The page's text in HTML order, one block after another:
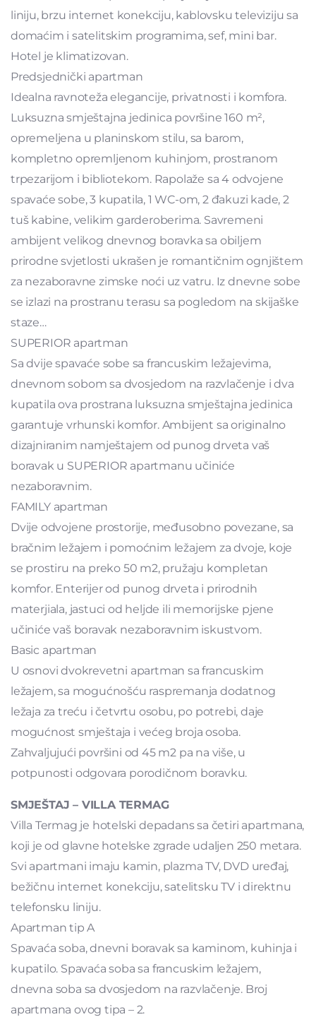
liniju, brzu internet konekciju, kablovsku televiziju sa
domaćim i satelitskim programima, sef, mini bar.
Hotel je klimatizovan.
Predsjednički apartman
Idealna ravnoteža elegancije, privatnosti i komfora.
Luksuzna smještajna jedinica površine 160 m²,
opremeljena u planinskom stilu, sa barom,
kompletno opremljenom kuhinjom, prostranom
trpezarijom i bibliotekom. Rapolaže sa 4 odvojene
spavaće sobe, 3 kupatila, 1 WC-om, 2 đakuzi kade, 2
tuš kabine, velikim garderoberima. Savremeni
ambijent velikog dnevnog boravka sa obiljem
prirodne svjetlosti ukrašen je romantičnim ognjištem
za nezaboravne zimske noći uz vatru. Iz dnevne sobe
se izlazi na prostranu terasu sa pogledom na skijaške
staze…
SUPERIOR apartman
Sa dvije spavaće sobe sa francuskim ležajevima,
dnevnom sobom sa dvosjedom na razvlačenje i dva
kupatila ova prostrana luksuzna smještajna jedinica
garantuje vrhunski komfor. Ambijent sa originalno
dizajniranim namještajem od punog drveta vaš
boravak u SUPERIOR apartmanu učiniće
nezaboravnim.
FAMILY apartman
Dvije odvojene prostorije, međusobno povezane, sa
bračnim ležajem i pomoćnim ležajem za dvoje, koje
se prostiru na preko 50 m2, pružaju kompletan
komfor. Enterijer od punog drveta i prirodnih
materjiala, jastuci od heljde ili memorijske pjene
učiniće vaš boravak nezaboravnim iskustvom.
Basic apartman
U osnovi dvokrevetni apartman sa francuskim
ležajem, sa mogućnošću raspremanja dodatnog
ležaja za treću i četvrtu osobu, po potrebi, daje
mogućnost smještaja i većeg broja osoba.
Zahvaljujući površini od 45 m2 pa na više, u
potpunosti odgovara porodičnom boravku.
SMJEŠTAJ – VILLA TERMAG
Villa Termag je hotelski depadans sa četiri apartmana,
koji je od glavne hotelske zgrade udaljen 250 metara.
Svi apartmani imaju kamin, plazma TV, DVD uređaj,
bežičnu internet konekciju, satelitsku TV i direktnu
telefonsku liniju.
Apartman tip A
Spavaća soba, dnevni boravak sa kaminom, kuhinja i
kupatilo. Spavaća soba sa francuskim ležajem,
dnevna soba sa dvosjedom na razvlačenje. Broj
apartmana ovog tipa – 2.